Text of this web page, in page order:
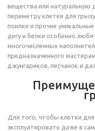
вещества или натуральную
периметру клетки для
поилки и прочие
дегу и белки особенно
многочисленных
предназначенного
джунгариков, песчанок и
Для того, чтобы клетки
эксплуатировать даже в